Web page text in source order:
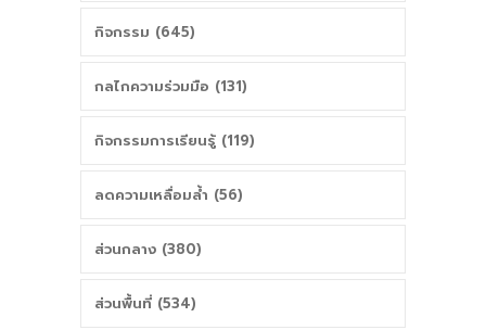
กิจกรรม (645)
กลไกความร่วมมือ (131)
กิจกรรมการเรียนรู้ (119)
ลดความเหลื่อมล้ำ (56)
ส่วนกลาง (380)
ส่วนพื้นที่ (534)